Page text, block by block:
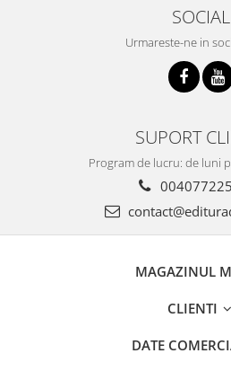
SOCIAL
Urmareste-ne in
SUPORT
Program de lucru: de luni
MAGAZINUL
CLIENTI
DATE